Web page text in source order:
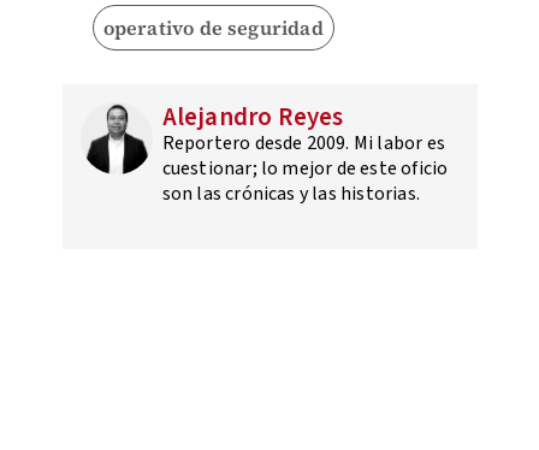
operativo de seguridad
Alejandro Reyes
Reportero desde 2009. Mi labor es
cuestionar; lo mejor de este oficio
son las crónicas y las historias.